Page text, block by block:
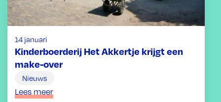
Kinderboerderij Het Akkertje krijgt een
make-over
14 januari
Nieuws
Lees meer